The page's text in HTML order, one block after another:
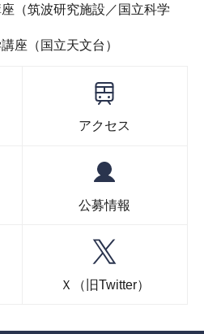
（筑波研究施設／国立科学
座（国立天文台）
アクセス
公募情報
Ｘ（旧Twitter）